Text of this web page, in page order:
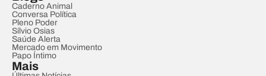
Caderno Animal
Conversa Política
Pleno Poder
Sílvio Osias
Saúde Alerta
Mercado em Movimento
Papo Íntimo
Mais